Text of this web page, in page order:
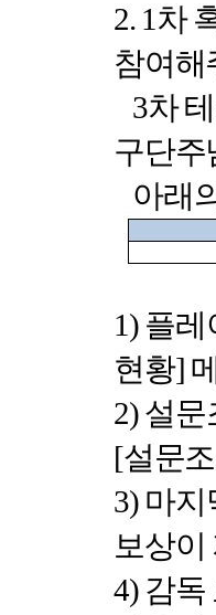
2. 1 차
참여해
3차
구단주
아래
1) 플레
현황]
2)설문
[설문
3) 마지
보상
4) 감독